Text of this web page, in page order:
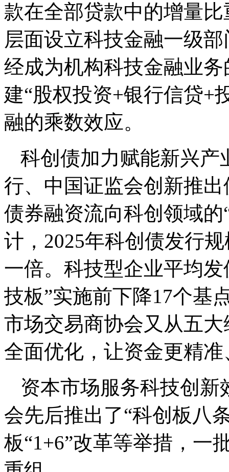
款在全部贷款中的增量
层面设立科技金融一级
经成为机构科技金融业
建“股权投资+银行信贷+
融的乘数效应。
科创债加力赋能新兴产
行、中国证监会创新推
债券融资流向科创领域
计，2025年科创债发行
一倍。科技型企业平均发
技板”实施前下降17个基
市场交易商协会又从五
全面优化，让资金更精
资本市场服务科技创
会先后推出了“科创板八
板“1+6”改革等举措，一